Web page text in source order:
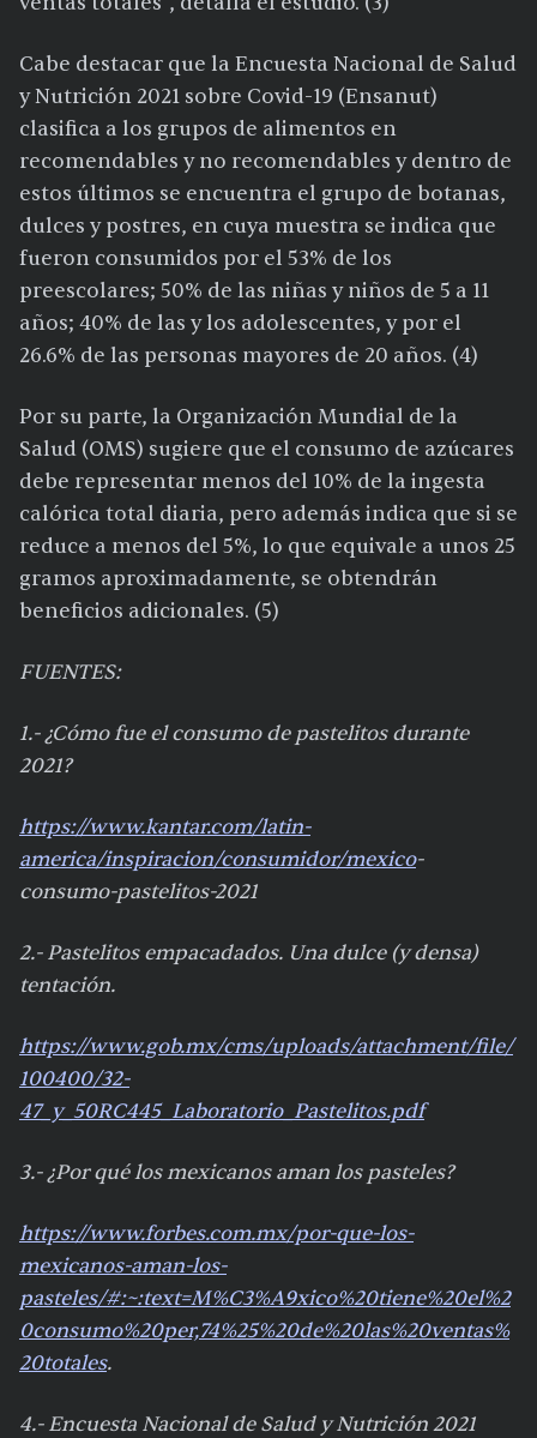
Cabe destacar que la Encuesta Nacional de Salud
y Nutrición 2021 sobre Covid-19 (Ensanut)
clasifica a los grupos de alimentos en
recomendables y no recomendables y dentro de
estos últimos se encuentra el grupo de botanas,
dulces y postres, en cuya muestra se indica que
fueron consumidos por el 53% de los
preescolares; 50% de las niñas y niños de 5 a 11
años; 40% de las y los adolescentes, y por el
26.6% de las personas mayores de 20 años. (4)
Por su parte, la Organización Mundial de la
Salud (OMS) sugiere que el consumo de azúcares
debe representar menos del 10% de la ingesta
calórica total diaria, pero además indica que si se
reduce a menos del 5%, lo que equivale a unos 25
gramos aproximadamente, se obtendrán
beneficios adicionales. (5)
FUENTES:
1.- ¿Cómo fue el consumo de pastelitos durante
2021?
https://www.kantar.com/latin-
america/inspiracion/consumidor/mexico-
consumo-pastelitos-2021
2.- Pastelitos empacadados. Una dulce (y densa)
tentación.
https://www.gob.mx/cms/uploads/attachment/file/
100400/32-
47_y_50RC445_Laboratorio_Pastelitos.pdf
3.- ¿Por qué los mexicanos aman los pasteles?
https://www.forbes.com.mx/por-que-los-
mexicanos-aman-los-
pasteles/#:~:text=M%C3%A9xico%20tiene%20el%2
0consumo%20per,74%25%20de%20las%20ventas%
20totales.
4.- Encuesta Nacional de Salud y Nutrición 2021